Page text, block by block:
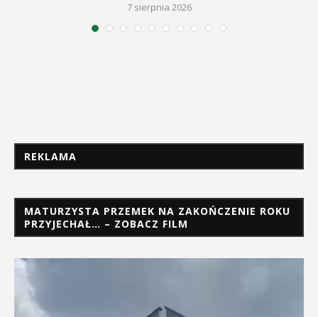
7 sierpnia 2026
REKLAMA
MATURZYSTA PRZEMEK NA ZAKOŃCZENIE ROKU
PRZYJECHAŁ… – ZOBACZ FILM
Odtwarzacz